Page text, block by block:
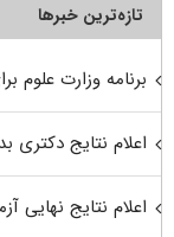
تازه‌ترین خبرها
برنامه وزارت
اعلام نتایج دکتری
اعلام نتایج نهایی آزمون